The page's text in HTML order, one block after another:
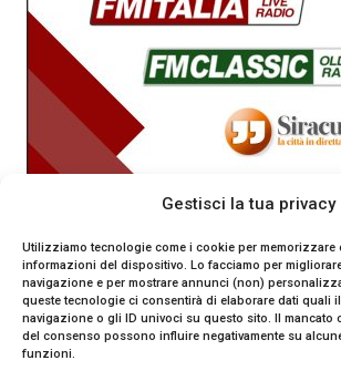
Gestisci la tua privacy
Utilizziamo tecnologie come i cookie per memorizzare
informazioni del dispositivo. Lo facciamo per
navigazione e per mostrare annunci (non)
queste tecnologie ci consentirà di elaborare dati quali
navigazione o gli ID univoci su questo sito. Il mancato
del consenso possono influire negativamente su
funzioni.